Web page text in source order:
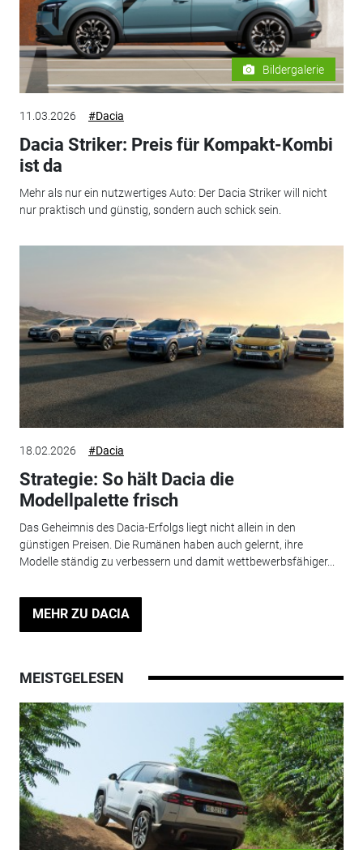
Bildergalerie
11.03.2026 #Dacia
Dacia Striker: Preis für Kompakt-Kombi
ist da
Mehr als nur ein nutzwertiges Auto: Der Dacia Striker will nicht
nur praktisch und günstig, sondern auch schick sein.
18.02.2026 #Dacia
Strategie: So hält Dacia die
Modellpalette frisch
Das Geheimnis des Dacia-Erfolgs liegt nicht allein in den
günstigen Preisen. Die Rumänen haben auch gelernt, ihre
Modelle ständig zu verbessern und damit wettbewerbsfähiger...
MEHR ZU DACIA
MEISTGELESEN